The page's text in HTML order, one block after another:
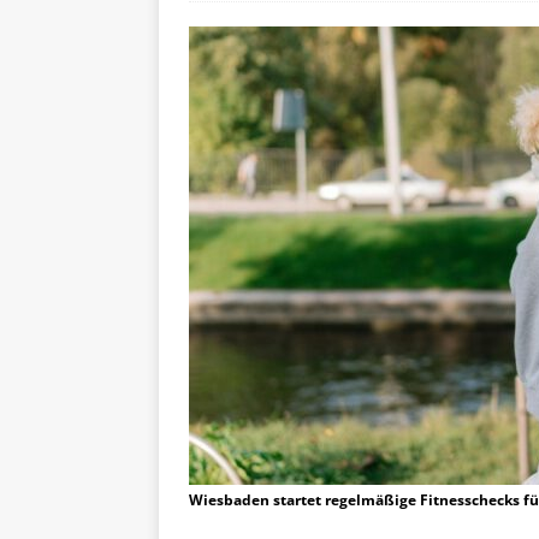
Wiesbaden startet regelmäßige Fitnesschecks